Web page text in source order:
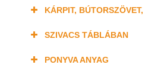
KÁRPIT,
SZIVACS TÁBLÁBAN
PONYVA ANYAG